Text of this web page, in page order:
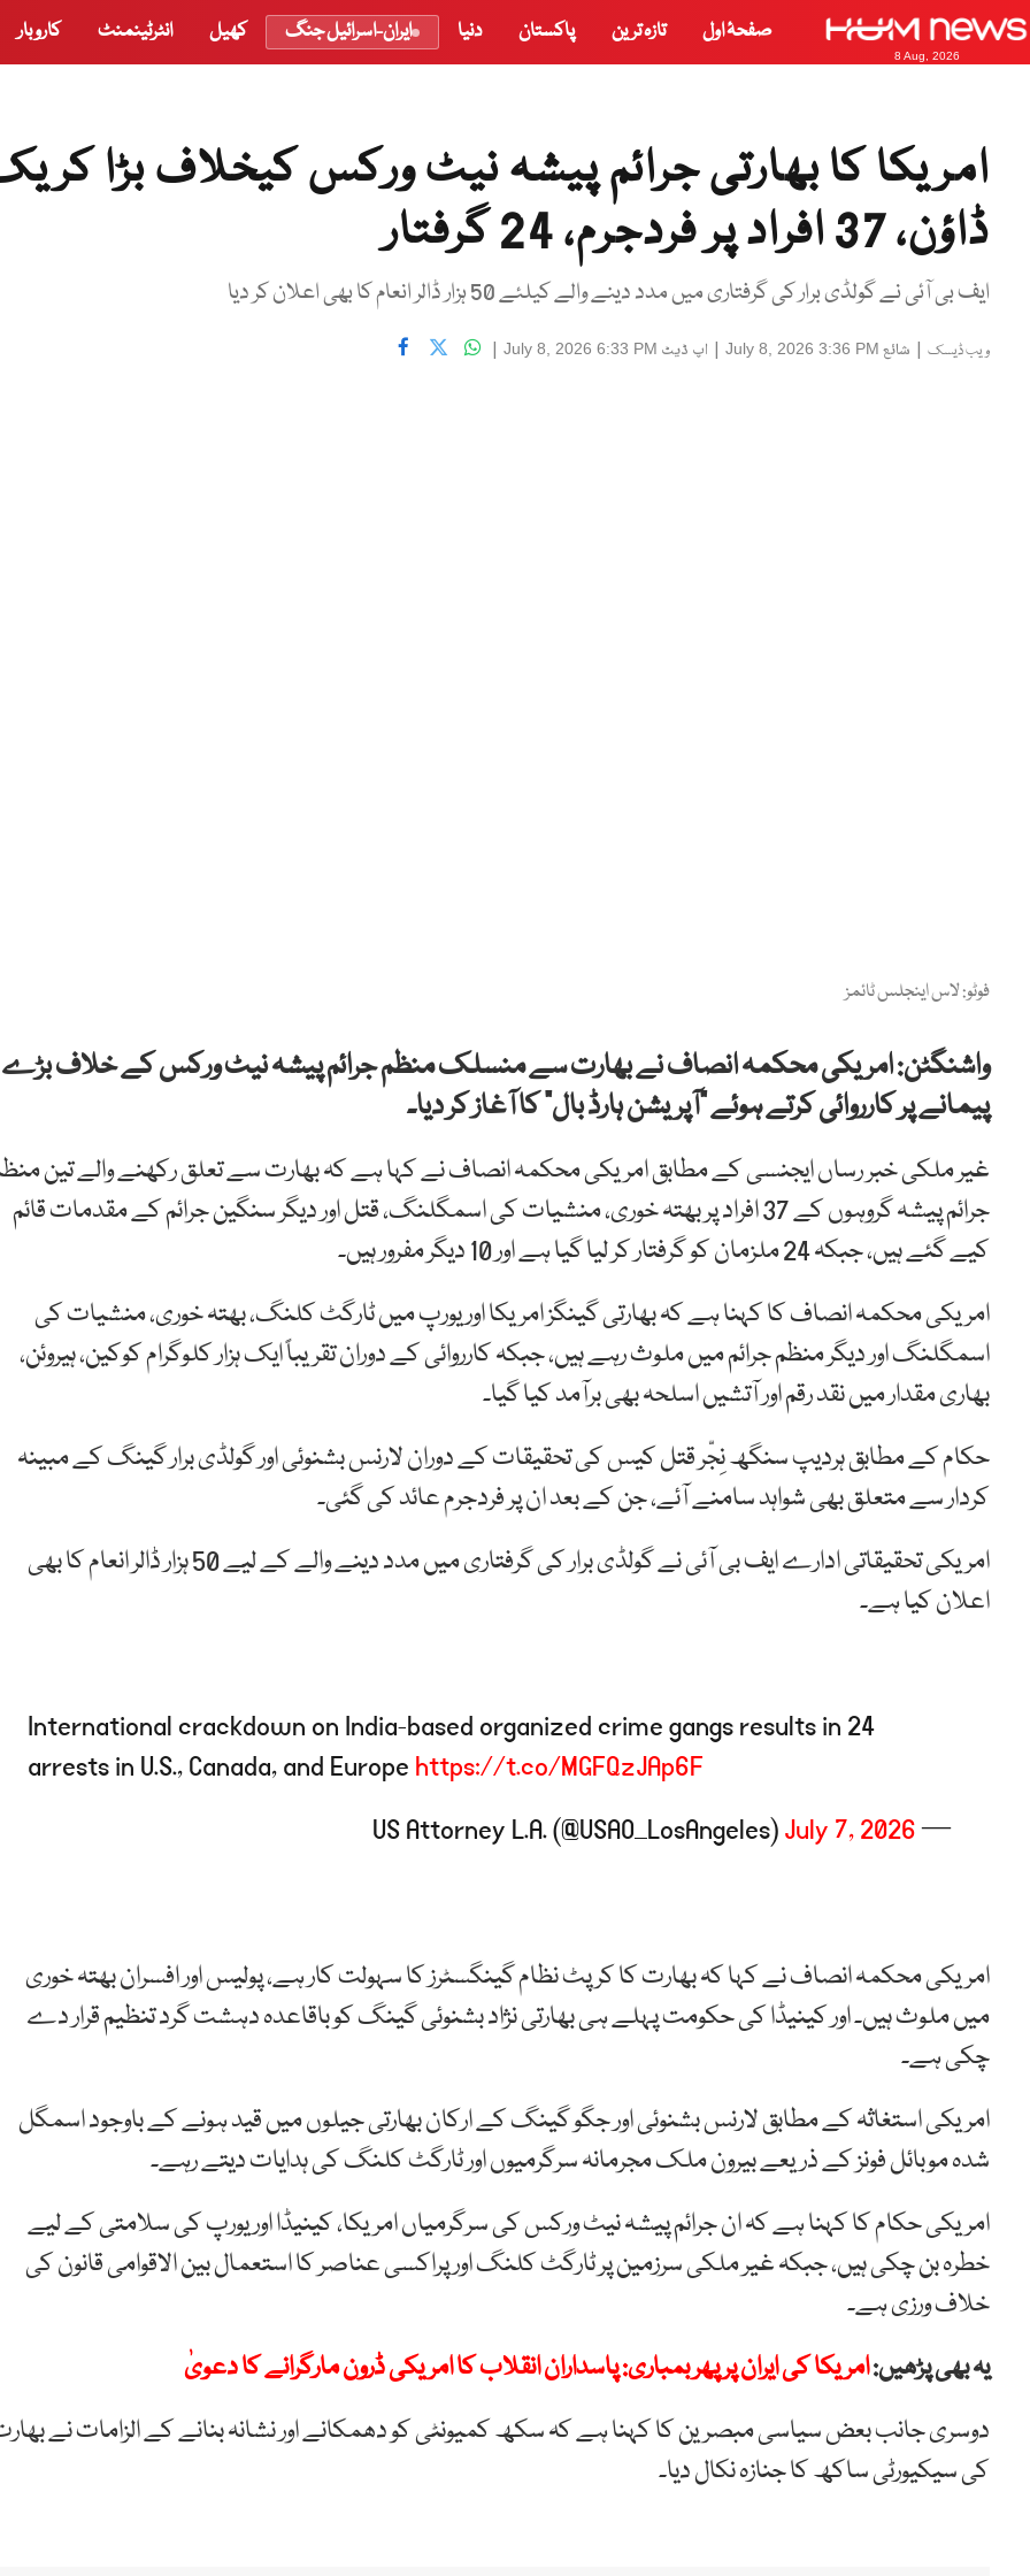
8 Aug, 2026
صفحۂ اول تازہ ترین پاکستان دنیا ایران-اسرائیل جنگ کھیل انٹرٹینمنٹ کاروبار
امریکا کا بھارتی جرائم پیشہ نیٹ ورکس کیخلاف بڑا
ڈاؤن، 37 افراد پر فردجرم، 24 گرفتار
ایف بی آئی نے گولڈی برار کی گرفتاری میں مدد دینے والے کیلئے 50 ہزار ڈالر انعام کا بھی اعلان کر دیا
ویب ڈیسک | شائع July 8, 2026 3:36 PM
| اپ ڈیٹ July 8, 2026 6:33 PM
|
فوٹو: لاس اینجلس ٹائمز
واشنگٹن: امریکی محکمہ انصاف نے بھارت سے منسلک منظم جرائم پیشہ نیٹ ورکس کے خلاف بڑے
پیمانے پر کارروائی کرتے ہوئے “آپریشن ہارڈ بال” کا آغاز کر دیا۔
غیر ملکی خبر رساں ایجنسی کے مطابق امریکی محکمہ انصاف نے کہا ہے کہ بھارت سے تعلق رکھنے والے تین
جرائم پیشہ گروہوں کے 37 افراد پر بھتہ خوری، منشیات کی اسمگلنگ، قتل اور دیگر سنگین جرائم کے مقدمات قائم
کیے گئے ہیں، جبکہ 24 ملزمان کو گرفتار کر لیا گیا ہے اور 10 دیگر مفرور ہیں۔
امریکی محکمہ انصاف کا کہنا ہے کہ بھارتی گینگز امریکا اور یورپ میں ٹارگٹ کلنگ، بھتہ خوری، منشیات کی
اسمگلنگ اور دیگر منظم جرائم میں ملوث رہے ہیں، جبکہ کارروائی کے دوران تقریباً ایک ہزار کلوگرام کوکین، ہیروئن،
بھاری مقدار میں نقد رقم اور آتشیں اسلحہ بھی برآمد کیا گیا۔
حکام کے مطابق ہردیپ سنگھ نِجّر قتل کیس کی تحقیقات کے دوران لارنس بشنوئی اور گولڈی برار گینگ کے مبینہ
کردار سے متعلق بھی شواہد سامنے آئے، جن کے بعد ان پر فردجرم عائد کی گئی۔
امریکی تحقیقاتی ادارے ایف بی آئی نے گولڈی برار کی گرفتاری میں مدد دینے والے کے لیے 50 ہزار ڈالر انعام کا بھی
اعلان کیا ہے۔
International crackdown on India-based organized crime gangs results in 24
arrests in U.S., Canada, and Europe https://t.co/MGFQzJAp6F
— US Attorney L.A. (@USAO_LosAngeles)
July 7, 2026
امریکی محکمہ انصاف نے کہا کہ بھارت کا کرپٹ نظام گینگسٹرز کا سہولت کار ہے، پولیس اور افسران بھتہ خوری
میں ملوث ہیں۔ اور کینیڈا کی حکومت پہلے ہی بھارتی نژاد بشنوئی گینگ کو باقاعدہ دہشت گرد تنظیم قرار دے
چکی ہے۔
امریکی استغاثہ کے مطابق لارنس بشنوئی اور جگو گینگ کے ارکان بھارتی جیلوں میں قید ہونے کے باوجود اسمگل
شدہ موبائل فونز کے ذریعے بیرون ملک مجرمانہ سرگرمیوں اور ٹارگٹ کلنگ کی ہدایات دیتے رہے۔
امریکی حکام کا کہنا ہے کہ ان جرائم پیشہ نیٹ ورکس کی سرگرمیاں امریکا، کینیڈا اور یورپ کی سلامتی کے لیے
خطرہ بن چکی ہیں، جبکہ غیر ملکی سرزمین پر ٹارگٹ کلنگ اور پراکسی عناصر کا استعمال بین الاقوامی قانون کی
خلاف ورزی ہے۔
یہ بھی پڑھیں:امریکا کی ایران پر پھر بمباری: پاسداران انقلاب کا امریکی ڈرون مارگرانے کا دعویٰ
دوسری جانب بعض سیاسی مبصرین کا کہنا ہے کہ سکھ کمیونٹی کو دھمکانے اور نشانہ بنانے کے الزامات نے
کی سیکیورٹی ساکھ کا جنازہ نکال دیا۔